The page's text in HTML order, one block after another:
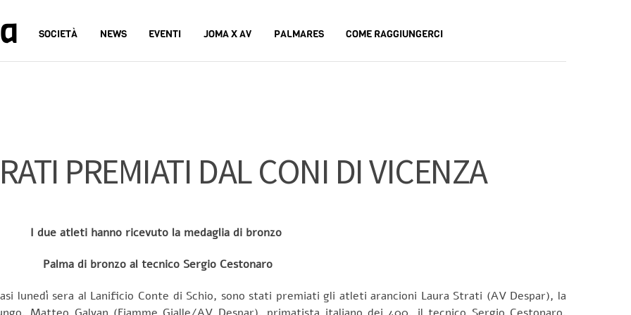
SOCIETÀ NEWS EVENTI JOMA X AV PALMARES COME RAGGIUNGERCI
PREMIATI DAL CONI DI VICENZA
I due atleti hanno ricevuto la medaglia di bronzo
Palma di bronzo al tecnico Sergio Cestonaro
lunedì sera al Lanificio Conte di Schio, sono stati premiati gli atleti arancioni Laura Strati (AV Despar), la